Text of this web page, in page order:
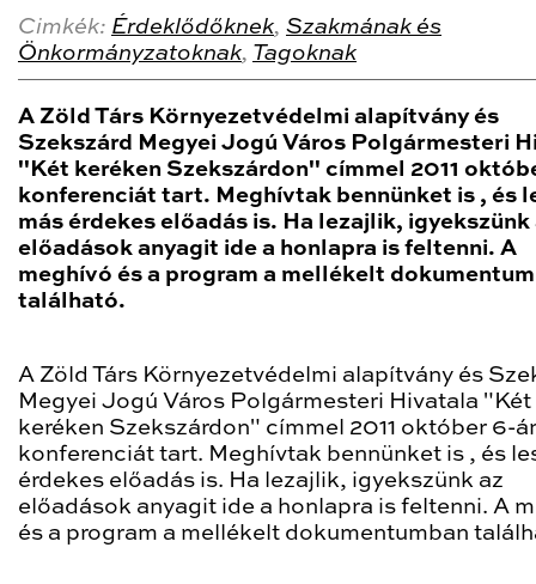
Cimkék: Érdeklődőknek, Szakmának és
Önkormányzatoknak, Tagoknak
A Zöld Társ Környezetvédelmi alapítvány és
Szekszárd Megyei Jogú Város Polgármesteri
"Két keréken Szekszárdon" címmel 2011
konferenciát tart. Meghívtak bennünket is , és
más érdekes előadás is. Ha lezajlik, igyekszünk
előadások anyagit ide a honlapra is feltenni. A
meghívó és a program a mellékelt
található.
A Zöld Társ Környezetvédelmi alapítvány és
Megyei Jogú Város Polgármesteri Hivatala "Két
keréken Szekszárdon" címmel 2011 október 6-
konferenciát tart. Meghívtak bennünket is , és
érdekes előadás is. Ha lezajlik, igyekszünk az
előadások anyagit ide a honlapra is feltenni. A
és a program a mellékelt dokumentumban